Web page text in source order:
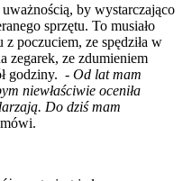
by wystarczająco
sprzętu. To musiało
z poczuciem, ze spędziła w
zegarek, ze zdumieniem
godziny. - Od lat mam
niewłaściwie oceniła
Do dziś mam
mówi.